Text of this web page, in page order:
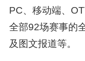
PC、移动端、
全部92场赛事的
及图文报道等。